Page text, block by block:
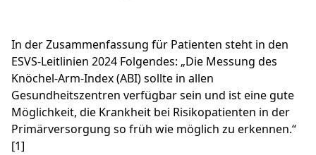
In der Zusammenfassung für Patienten steht in den
ESVS-Leitlinien 2024 Folgendes: „Die Messung des
Knöchel-Arm-Index (ABI) sollte in allen
Gesundheitszentren verfügbar sein und ist eine gute
Möglichkeit, die Krankheit bei Risikopatienten in der
Primärversorgung so früh wie möglich zu erkennen.“
[1]